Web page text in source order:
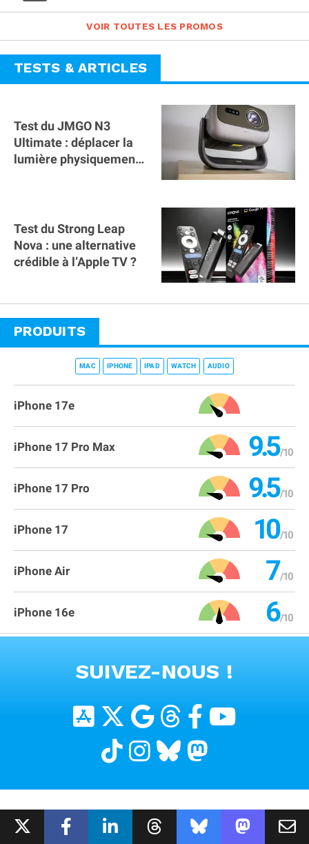
VOIR TOUTES LES PROMOS
TESTS & ARTICLES
Test du JMGO N3
Ultimate : déplacer la
lumière physiquement
Test du Strong Leap
Nova : une alternative
crédible à l’Apple TV ?
PRODUITS
MAC IPHONE IPAD WATCH AUDIO
iPhone 17e
iPhone 17 Pro Max 9.5
iPhone 17 Pro 9.5
iPhone 17 10
iPhone Air 7
iPhone 16e 6
SUIVEZ-NOUS !